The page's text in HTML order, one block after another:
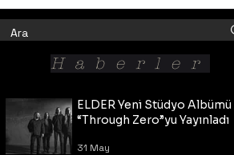
ELDER Yeni Stüdyo Albümü
“Through Zero”yu Yayınladı
31 May
Haberler